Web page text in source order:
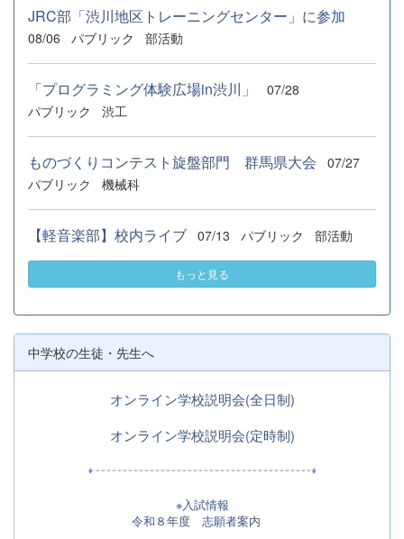
JRC部「渋川地区トレーニングセンター」に参加
08/06 パブリック 部活動
「プログラミング体験広場in渋川」
07/28
パブリック
渋工
ものづくりコンテスト旋盤部門 群馬県大会
07/27
パブリック
機械科
【軽音楽部】校内ライブ 07/13 パブリック 部活動
もっと見る
中学校の生徒・先生へ
オンライン学校説明会(全日制)
オンライン学校説明会(定時制)
※入試情報
令和８年度 志願者案内